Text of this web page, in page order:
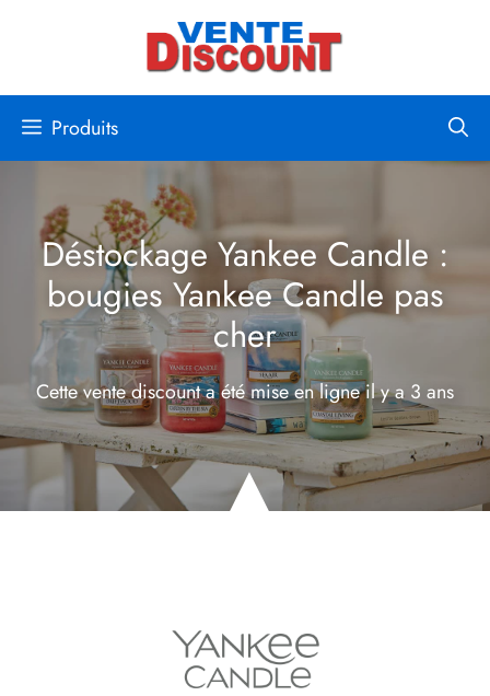
Produits
Déstockage Yankee Candle :
bougies Yankee Candle pas
cher
Cette vente discount a été mise en ligneil y a 3 ans